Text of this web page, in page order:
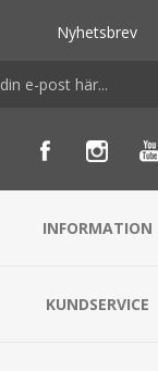
Nyhetsbrev
INFORMATION
KUNDSERVICE